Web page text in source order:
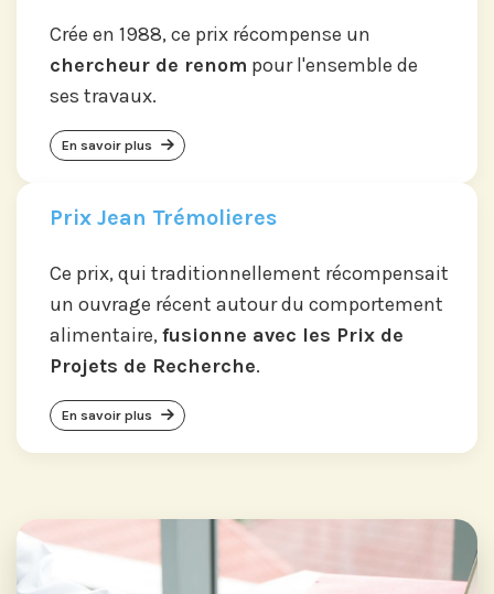
Crée en 1988, ce prix récompense un
chercheur de renom pour l'ensemble de
ses travaux.
En savoir plus
Prix Jean Trémolieres
Ce prix, qui traditionnellement récompensait
un ouvrage récent autour du comportement
alimentaire,fusionne avec les Prix de
Projets de Recherche.
En savoir plus